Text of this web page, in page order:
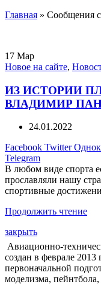
Главная » Сообщения с
17 Мар
Новое на сайте,
ИЗ ИСТОРИИ
ВЛАДИМИР
24.01.2022
Facebook Twitter
Telegram
В любом виде спорта
прославляли нашу
спортивные
Продолжить чтение
закрыть
Авиационно-
создан в феврале 2013
первоначальной
моделизма,